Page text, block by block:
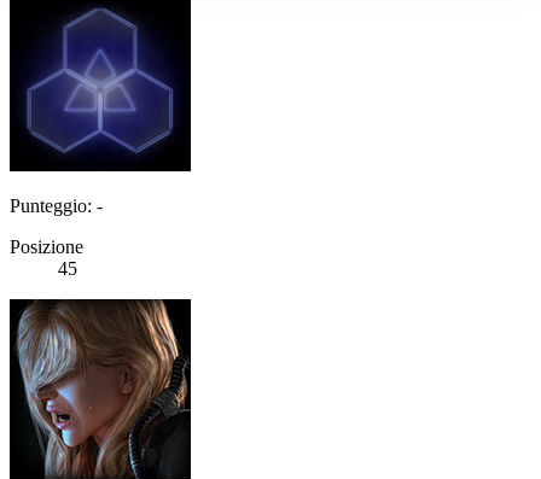
Punteggio: -
Posizione
45